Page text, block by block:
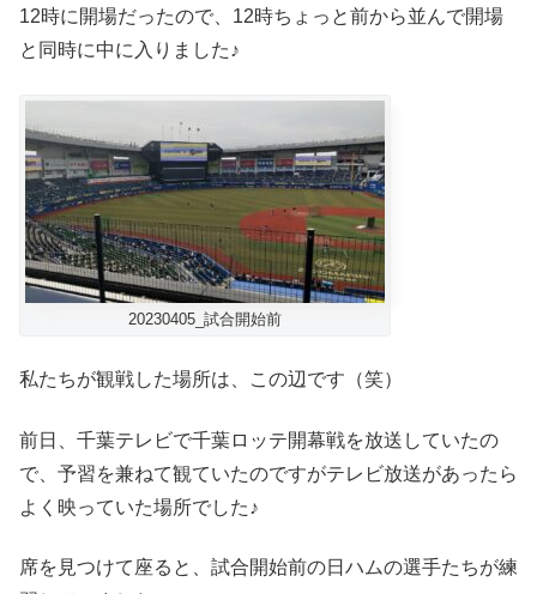
12時に開場だったので、12時ちょっと前から並んで開場
と同時に中に入りました♪
20230405_試合開始前
私たちが観戦した場所は、この辺です（笑）
前日、千葉テレビで千葉ロッテ開幕戦を放送していたの
で、予習を兼ねて観ていたのですがテレビ放送があったら
よく映っていた場所でした♪
席を見つけて座ると、試合開始前の日ハムの選手たちが練